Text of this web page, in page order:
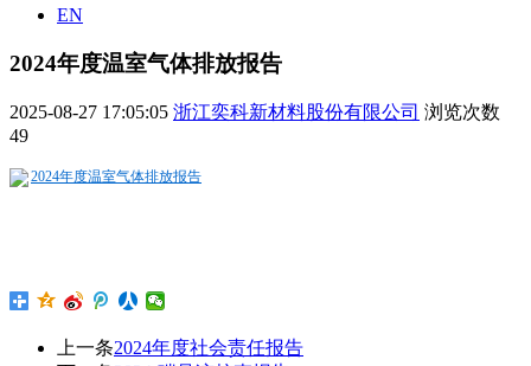
EN
2024年度温室气体排放报告
2025-08-27 17:05:05 浙江奕科新材料股份有限公司 浏览次数
49
2024年度温室气体排放报告
上一条2024年度社会责任报告